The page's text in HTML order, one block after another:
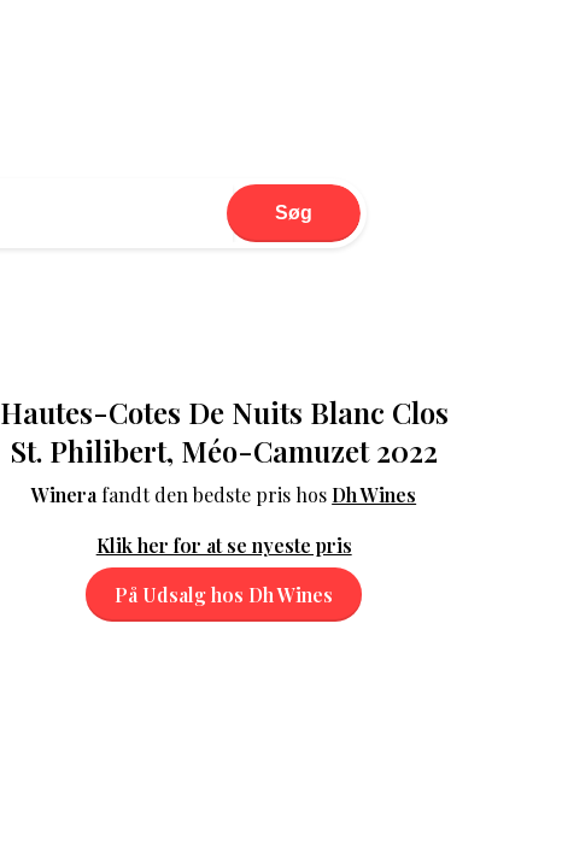
Søg
Hautes-Cotes De Nuits Blanc Clos
St. Philibert, Méo-Camuzet 2022
Winera fandt den bedste pris hos Dh Wines
Klik her for at se nyeste pris
På Udsalg hos Dh Wines